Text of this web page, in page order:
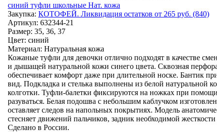
синий туфли школьные Нат. кожа
Закупка: КОТОФЕЙ. Ликвидация остатков от 265 руб. (840)
Артикул: 632344-21
Размер: 35, 36, 37
Цвет: синий
Материал: Натуральная кожа
Кожаные туфли для девочки отлично подходят в качестве
и дышащей натуральной кожи синего цвета. Сквозная
обеспечивает комфорт даже при длительной носке. Бантик
вид. Подкладка и стелька выполнены из белой натуральной
колготки. Туфли-балетки фиксируются на ножках при
разуваться. Белая подошва с небольшим каблучком
оставляет следов на напольных покрытиях. Модель
стесняет движений пальчиков, задник необходимой
Сделано в России.